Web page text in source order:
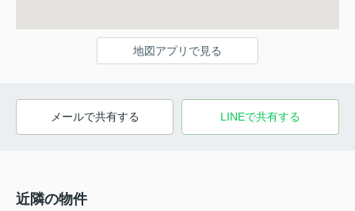
地図アプリで見る
メールで共有する LINEで共有する
近隣の物件